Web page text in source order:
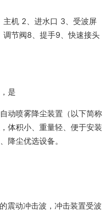
主机 2、进水口 3、受波屏
节阀8、提手9、快速接头
是
动喷雾降尘装置（以下简称
体积小、重量轻、便于安装
降尘优选设备。
震动冲击波，冲击装置受波